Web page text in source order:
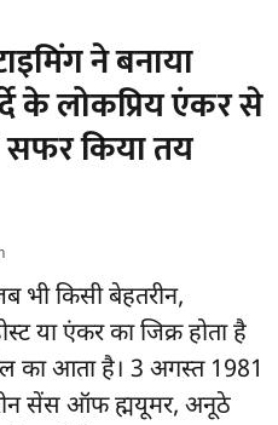
ने बनाया
के लोकप्रिय एंकर से
किया तय
भी किसी बेहतरीन,
या एंकर का जिक्र होता है
का आता है। 3 अगस्त 1981
सेंस ऑफ ह्मयूमर, अनूठे